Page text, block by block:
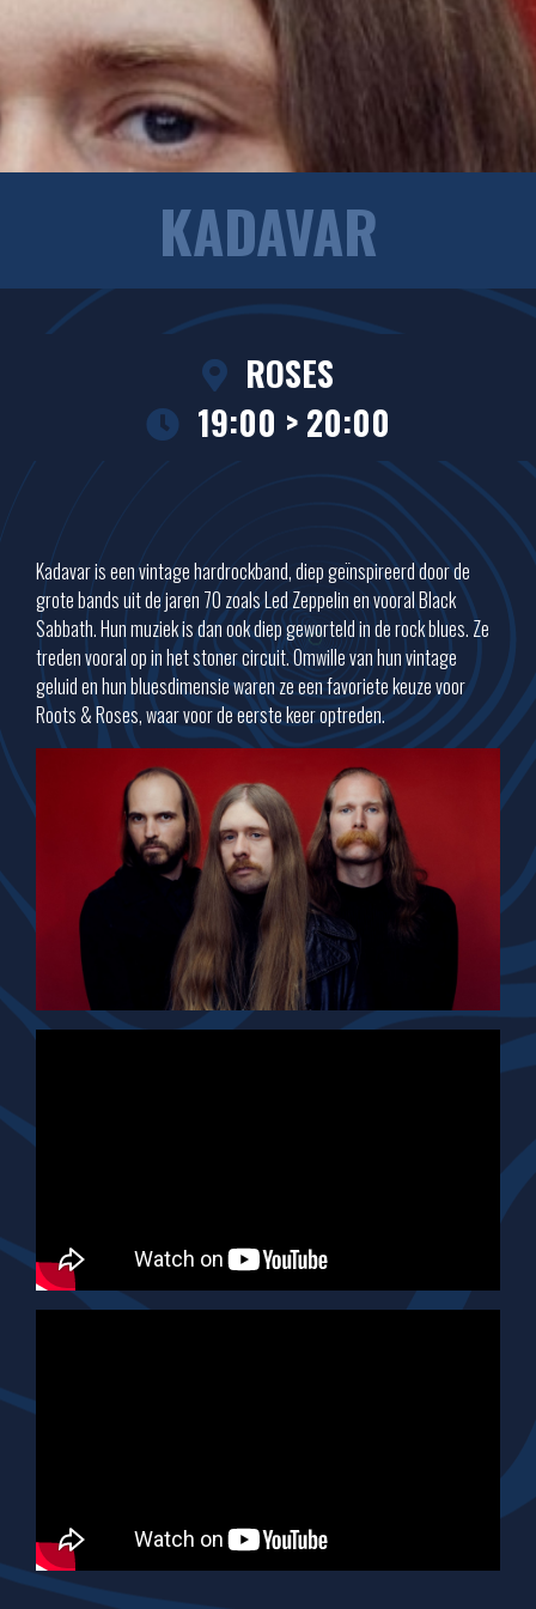
KADAVAR
ROSES
19:00 > 20:00
Kadavar is een vintage hardrockband, diep geïnspireerd door de
grote bands uit de jaren 70 zoals Led Zeppelin en vooral Black
Sabbath. Hun muziek is dan ook diep geworteld in de rock blues. Ze
treden vooral op in het stoner circuit. Omwille van hun vintage
geluid en hun bluesdimensie waren ze een favoriete keuze voor
Roots & Roses, waar voor de eerste keer optreden.